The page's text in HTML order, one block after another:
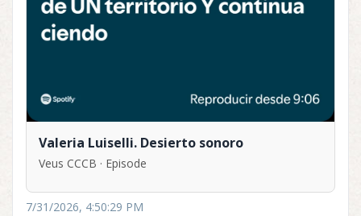
Valeria Luiselli. Desierto sonoro
Veus CCCB · Episode
7/31/2026, 4:50:29 PM